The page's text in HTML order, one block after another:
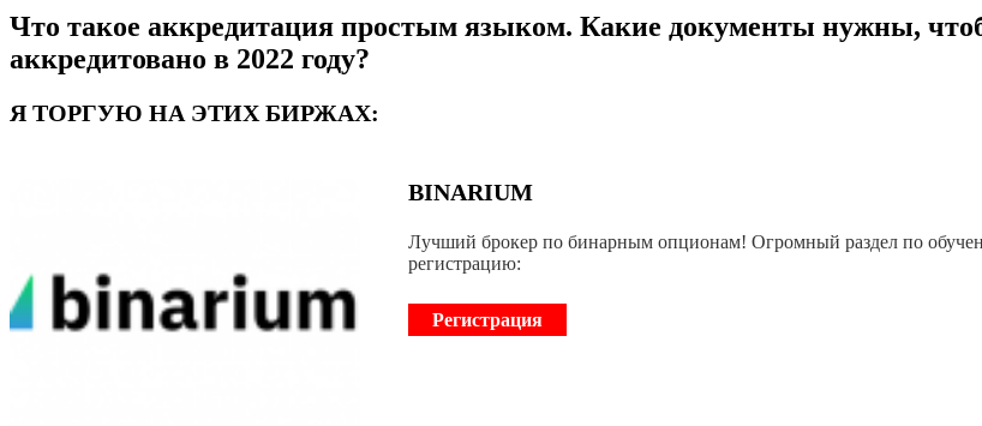
Что такое аккредитация простым языком. Какие документы нужны,
аккредитовано в 2022 году?
Я ТОРГУЮ НА ЭТИХ БИРЖАХ:
BINARIUM
Лучший брокер по бинарным опционам! Огромный раздел по
регистрацию:
Регистрация